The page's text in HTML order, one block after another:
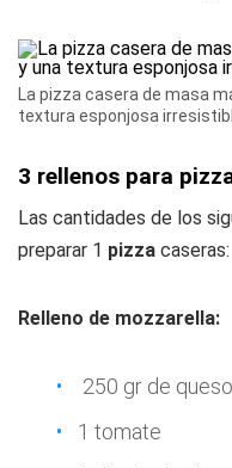
La pizza casera de masa
textura esponjosa
3 rellenos para
Las cantidades de los
preparar 1 pizza caseras:
Relleno de mozzarella:
250 gr de
1 tomate